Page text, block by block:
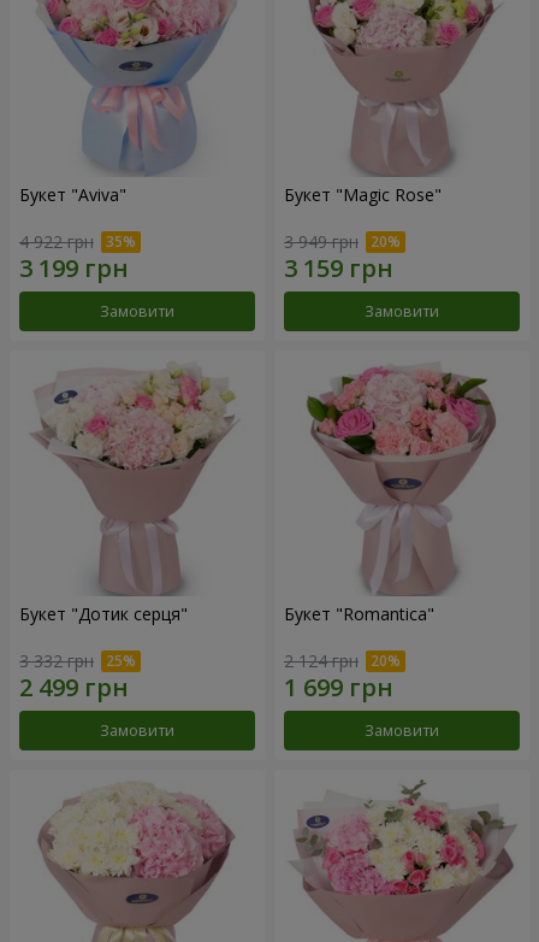
Букет "Aviva"
4 922 грн
Замовити
Букет "Magic Rose"
3 949 грн
Замовити
Букет "Дотик серця"
3 332 грн
Замовити
Букет "Romantica"
2 124 грн
Замовити